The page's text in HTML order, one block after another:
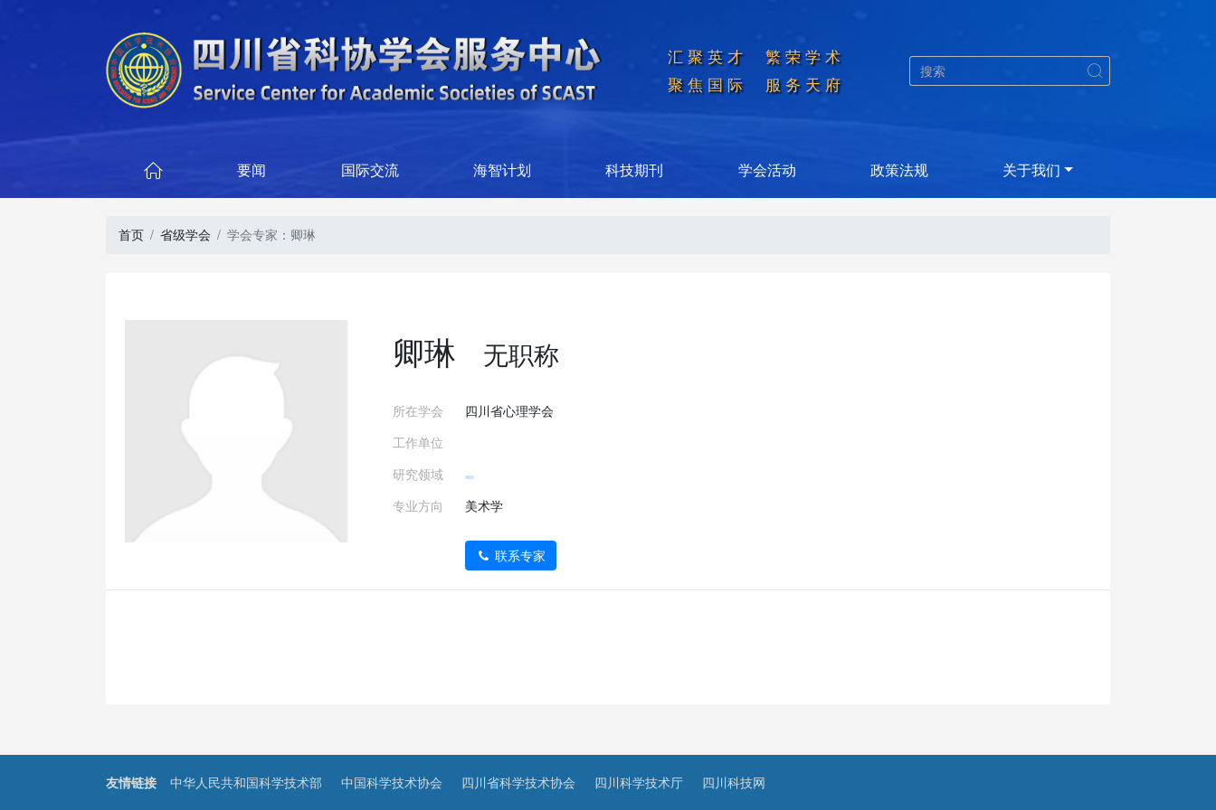
汇聚英才  繁荣学术
聚焦国际  服务天府

 要闻 国际交流 海智计划 科技期刊 学会活动 政策法规 关于我们
首页 省级学会 学会专家：卿琳
卿琳 无职称
所在学会
四川省心理学会
工作单位
研究领域
专业方向
美术学
联系专家
友情链接 中华人民共和国科学技术部 中国科学技术协会 四川省科学技术协会 四川科学技术厅 四川科技网